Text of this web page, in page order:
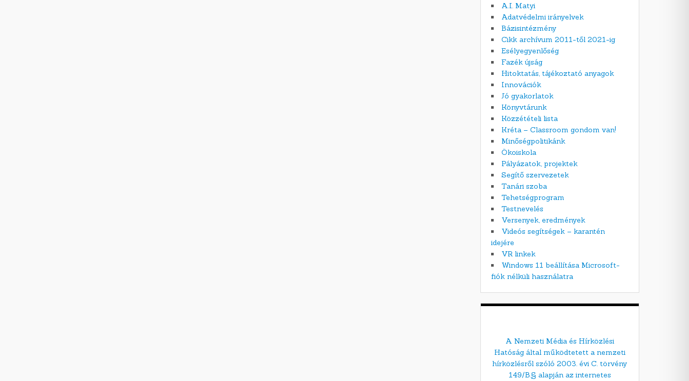
A.I. Matyi
Adatvédelmi irányelvek
Bázisintézmény
Cikk archívum 2011-től 2021-ig
Esélyegyenlőség
Fazék újság
Hitoktatás, tájékoztató anyagok
Innovációk
Jó gyakorlatok
Könyvtárunk
Közzétételi lista
Kréta – Classroom gondom van!
Minőségpolitikánk
Ökoiskola
Pályázatok, projektek
Segítő szervezetek
Tanári szoba
Tehetségprogram
Testnevelés
Versenyek, eredmények
Videós segítségek – karantén
idejére
VR linkek
Windows 11 beállítása Microsoft-
fiók nélküli használatra
A Nemzeti Média és Hírközlési
Hatóság által működtetett a nemzeti
hírközlésről szóló 2003. évi C. törvény
149/B.§ alapján az internetes